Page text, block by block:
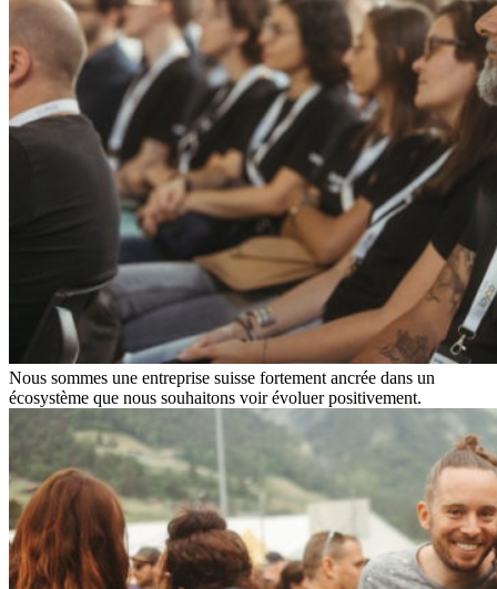
Nous sommes une entreprise suisse fortement ancrée dans un
écosystème que nous souhaitons voir évoluer positivement.